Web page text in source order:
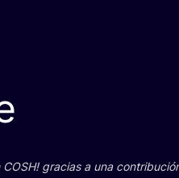
COSH! gra­cias a una